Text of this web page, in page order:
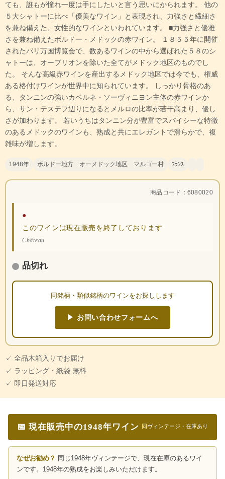
ても、誰もが憧れ一度は手にしたいと言う思いにかられます。 他の
５大シャトーに比べ「優美なワイン」と表現され、力強さと繊細さ
を兼ね備えた、女性的なワインといわれています。 ■力強さと優雅
さを兼ね備えたボルドー・メドックの赤ワイン。 １８５５年に開催
されたパリ万国博覧会で、数あるワインの中から選ばれた５８のシ
ャトーは、オーブリオンを除いた全てがメドック地区のものでし
た。 そんな高級赤ワインを産出するメドック地区では今でも、権威
ある格付けワインが世界中に知られています。 しっかり骨格のあ
る、タンニンの強いカベルネ・ソーヴィニヨン主体の赤ワインか
ら、サン・テステフ辺りになるとメルロの比率が若干高まり、優し
さが加わります。 若いうちはタンニン分が豊富でスパイシーな特徴
のあるメドックのワインも、熟成と共にエレガントで滑らかで、複
雑味が増します。
1948年 ボルドー地方 オーメドック地区 マルゴー村 ﾌﾗﾝｽ
商品コード：6080020
●
このワインは現在販売を終了しております
Château
品切れ
同銘柄・類似銘柄のワインをお探しします
▶ お問い合わせフォームへ
✓ 全品木箱入りでお届け
✓ ラッピング・紙袋 無料
✓ 即日発送対応
📅 現在販売中の1948年ワイン 同ヴィンテージ・在庫あり
なぜお勧め？ 同じ1948年ヴィンテージで、現在在庫のあるワイ
ンです。1948年の熟成をお楽しみいただけます。